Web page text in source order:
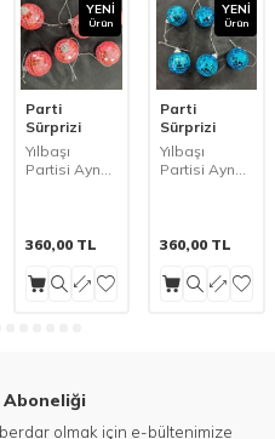
YENI
Ürün
Parti
Sürprizi
Yılbaşı
Partisi Aynalı
360,00TL
YENI
Ürün
Parti
Sürprizi
Yılbaşı
Partisi Aynalı
360,00 TL
olmak için e-bültenimize